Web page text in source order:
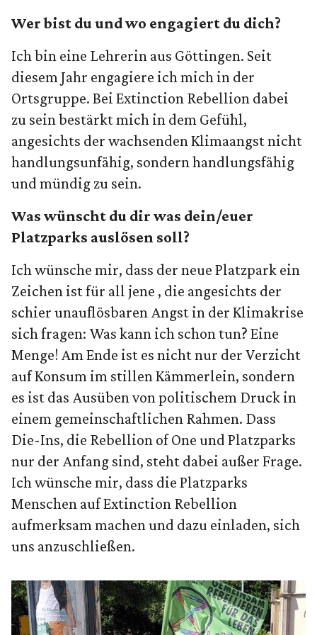
Wer bist du und wo engagiert du dich?
Ich bin eine Lehrerin aus Göttingen. Seit
diesem Jahr engagiere ich mich in der
Ortsgruppe. Bei Extinction Rebellion dabei
zu sein bestärkt mich in dem Gefühl,
angesichts der wachsenden Klimaangst nicht
handlungsunfähig, sondern handlungsfähig
und mündig zu sein.
Was wünscht du dir was dein/euer
Platzparks auslösen soll?
Ich wünsche mir, dass der neue Platzpark ein
Zeichen ist für all jene , die angesichts der
schier unauflösbaren Angst in der Klimakrise
sich fragen: Was kann ich schon tun? Eine
Menge! Am Ende ist es nicht nur der Verzicht
auf Konsum im stillen Kämmerlein, sondern
es ist das Ausüben von politischem Druck in
einem gemeinschaftlichen Rahmen. Dass
Die-Ins, die Rebellion of One und Platzparks
nur der Anfang sind, steht dabei außer Frage.
Ich wünsche mir, dass die Platzparks
Menschen auf Extinction Rebellion
aufmerksam machen und dazu einladen, sich
uns anzuschließen.